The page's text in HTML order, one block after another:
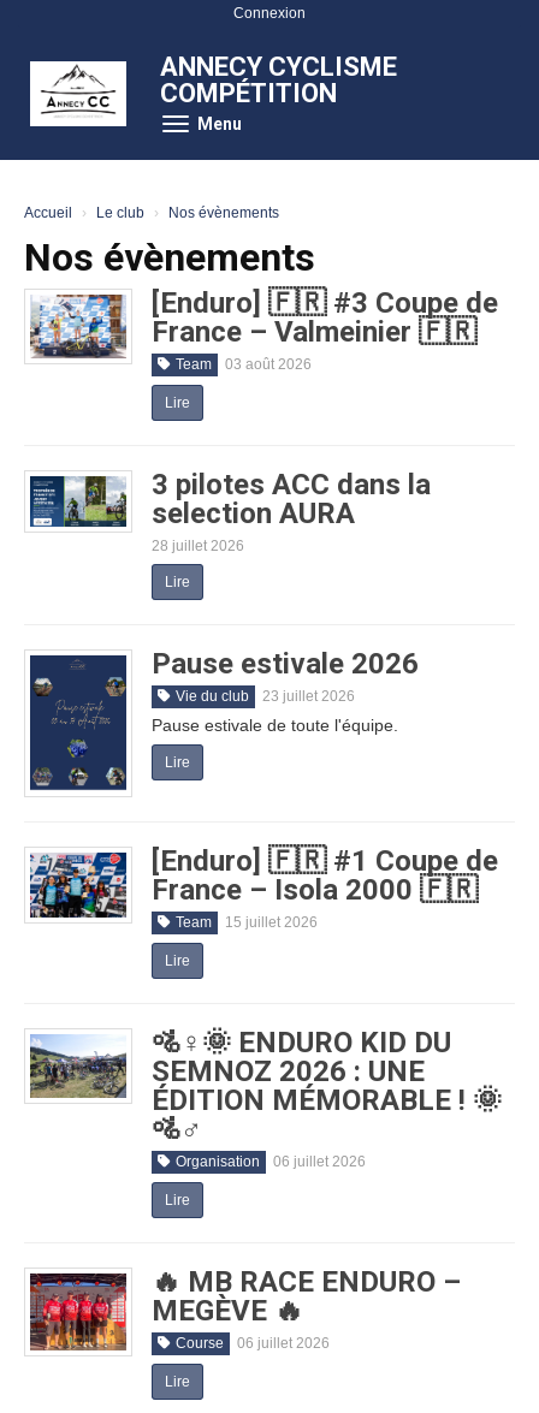
Connexion
ANNECY CYCLISME
COMPÉTITION
Menu
Accueil Le club Nos évènements
Nos évènements
[Enduro] 🇫🇷 #3 Coupe de
France – Valmeinier 🇫🇷
Team 03 août 2026
Lire
3 pilotes ACC dans la
selection AURA
28 juillet 2026
Lire
Pause estivale 2026
Vie du club 23 juillet 2026
Pause estivale de toute l'équipe.
Lire
[Enduro] 🇫🇷 #1 Coupe de
France – Isola 2000 🇫🇷
Team 15 juillet 2026
Lire
🚵♀️🌞 ENDURO KID DU
SEMNOZ 2026 : UNE
ÉDITION MÉMORABLE ! 🌞
🚵♂️
Organisation 06 juillet 2026
Lire
🔥 MB RACE ENDURO –
MEGÈVE 🔥
Course 06 juillet 2026
Lire
Panneau de gestion des cookies